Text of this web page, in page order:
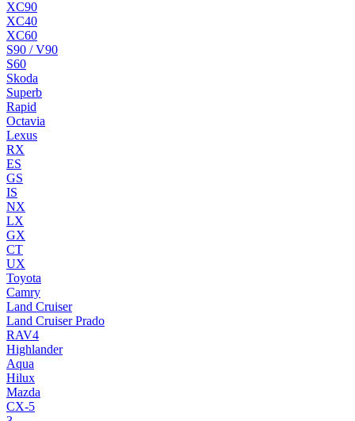
XC90
XC40
XC60
S90 / V90
S60
Skoda
Superb
Rapid
Octavia
Lexus
RX
ES
GS
IS
NX
LX
GX
CT
UX
Toyota
Camry
Land Cruiser
Land Cruiser Prado
RAV4
Highlander
Aqua
Hilux
Mazda
CX-5